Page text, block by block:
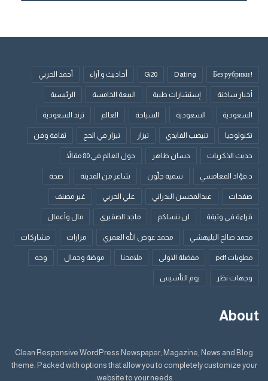
! Без рубрики
Dating
G20 أحاديث و آراء أحمد الحربي
أخبار ساخنة إستشارات طبية البيعة الخامسة الرئيسية
السعودية السعودية السياحة العالم ترند السعودية
تكنولوجيا تنيضب الفايدي تيزار تيزار في الحج ثقافة وفن
حديث الذكريات حسان طاهر حول العالم في 80 مقالاً
د.فؤاد المغامسي سمية جلّون شاعر من المدينة صحة
صفحات عبدالمحسن البدراني علي الحربي غير مصنف
قراءة في وثيقة لن ننساكم ماجد الصقيري مال وأعمال
محمد صالح البليهشي محمد عوض الله العمري مزارات مشاركات
مطويات pdf مفضلة الاولى ملامحنا موضة وجمال وجه
وجهات نظر يوم التأسيس
About
Clean Responsive WordPress Newspaper, Magazine, News and Blog
theme. Packed with options that allow you to completely customize your
website to your needs.